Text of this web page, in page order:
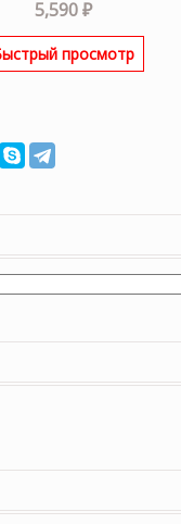
Оценка 5.00
из 5
5,590₽
просмотр